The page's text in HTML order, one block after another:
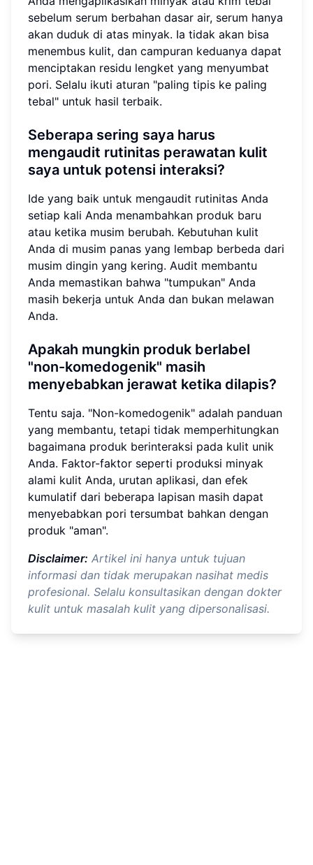
sebelum serum berbahan dasar air, serum hanya
akan duduk di atas minyak. Ia tidak akan bisa
menembus kulit, dan campuran keduanya dapat
menciptakan residu lengket yang menyumbat
pori. Selalu ikuti aturan "paling tipis ke paling
tebal" untuk hasil terbaik.
Seberapa sering saya harus
mengaudit rutinitas perawatan kulit
saya untuk potensi interaksi?
Ide yang baik untuk mengaudit rutinitas Anda
setiap kali Anda menambahkan produk baru
atau ketika musim berubah. Kebutuhan kulit
Anda di musim panas yang lembap berbeda dari
musim dingin yang kering. Audit membantu
Anda memastikan bahwa "tumpukan" Anda
masih bekerja untuk Anda dan bukan melawan
Anda.
Apakah mungkin produk berlabel
"non-komedogenik" masih
menyebabkan jerawat ketika dilapis?
Tentu saja. "Non-komedogenik" adalah panduan
yang membantu, tetapi tidak memperhitungkan
bagaimana produk berinteraksi pada kulit unik
Anda. Faktor-faktor seperti produksi minyak
alami kulit Anda, urutan aplikasi, dan efek
kumulatif dari beberapa lapisan masih dapat
menyebabkan pori tersumbat bahkan dengan
produk "aman".
Disclaimer: Artikel ini hanya untuk tujuan
informasi dan tidak merupakan nasihat medis
profesional. Selalu konsultasikan dengan dokter
kulit untuk masalah kulit yang dipersonalisasi.